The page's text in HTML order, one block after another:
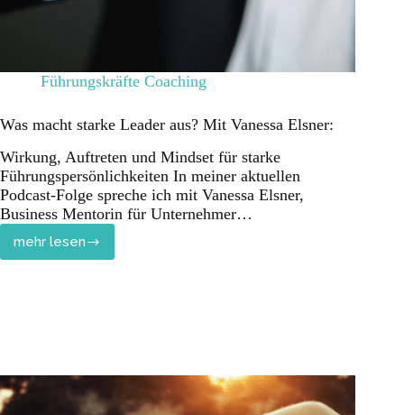
Führungskräfte Coaching
Was macht starke Leader aus? Mit Vanessa Elsner:
Wirkung, Auftreten und Mindset für starke
Führungspersönlichkeiten In meiner aktuellen
Podcast-Folge spreche ich mit Vanessa Elsner,
Business Mentorin für Unternehmer…
mehr lesen